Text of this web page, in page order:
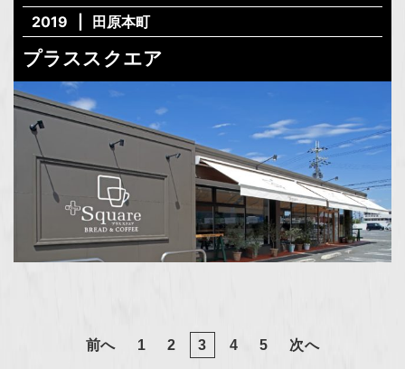
2019 田原本町
プラススクエア
前へ 1 2 3 4 5 次へ